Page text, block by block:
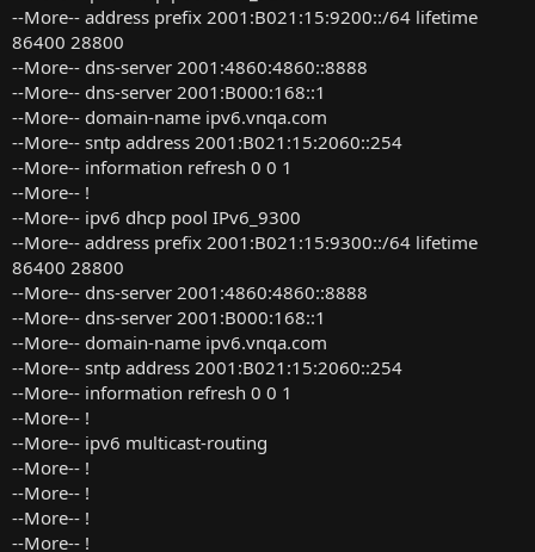
--More-- address prefix 2001:B021:15:9200::/64 lifetime
86400 28800
--More-- dns-server 2001:4860:4860::8888
--More-- dns-server 2001:B000:168::1
--More-- domain-name ipv6.vnqa.com
--More-- sntp address 2001:B021:15:2060::254
--More-- information refresh 0 0 1
--More-- !
--More-- ipv6 dhcp pool IPv6_9300
--More-- address prefix 2001:B021:15:9300::/64 lifetime
86400 28800
--More-- dns-server 2001:4860:4860::8888
--More-- dns-server 2001:B000:168::1
--More-- domain-name ipv6.vnqa.com
--More-- sntp address 2001:B021:15:2060::254
--More-- information refresh 0 0 1
--More-- !
--More-- ipv6 multicast-routing
--More-- !
--More-- !
--More-- !
--More-- !